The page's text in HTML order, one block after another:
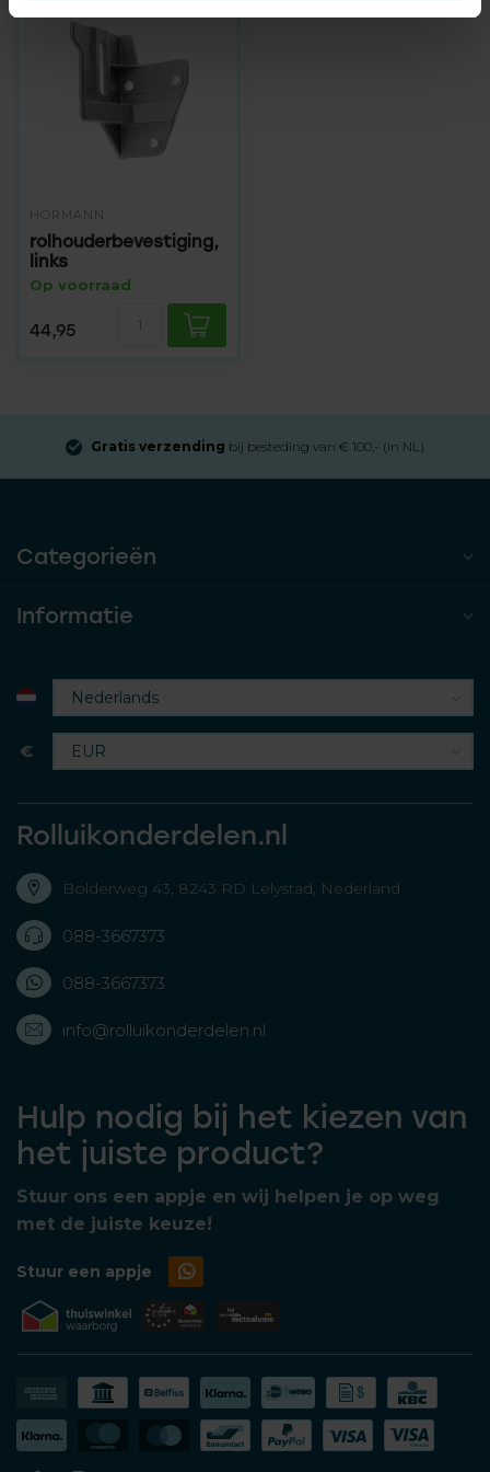
HÖRMANN
rolhouderbevestiging,
links
Op voorraad
44,95
Gratis verzending bij besteding van € 100,- (in NL)
Categorieën
Informatie
€
Rolluikonderdelen.nl
Bolderweg 43, 8243 RD Lelystad, Nederland
088-3667373
088-3667373
info@rolluikonderdelen.nl
Hulp nodig bij het kiezen van
het juiste product?
Stuur ons een appje en wij helpen je op weg
met de juiste keuze!
Stuur een appje